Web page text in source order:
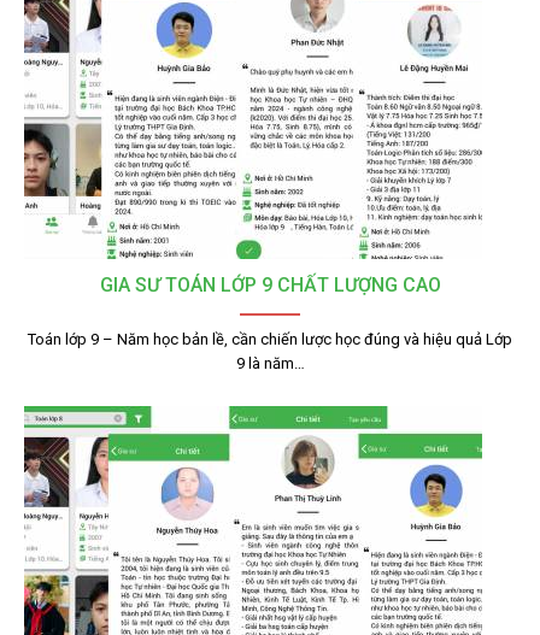
GIA SƯ TOÁN LỚP 9 CHẤT LƯỢNG CAO
Toán lớp 9 – Năm học bản lề, cần chiến lược học đúng và hiệu quả Lớp
9 là năm…